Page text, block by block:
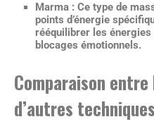
Marma : Ce type de
points d’énergie
rééquilibrer les
blocages émotionnels.
Comparaison
d’autres